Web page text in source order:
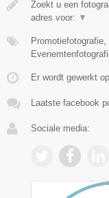
Zoekt u een
adres voor: ▼
Er wordt gewerkt
Laatste facebook
Sociale media: